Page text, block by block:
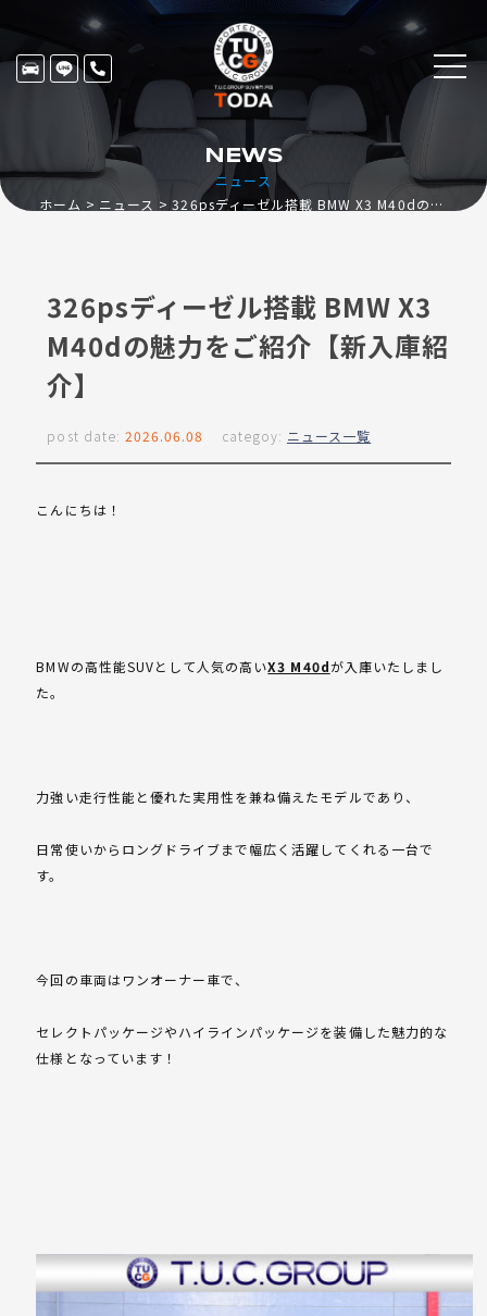
ニュース
NEWS
ホーム ニュース 326psディーゼル搭載 BMW X3 M40dの魅力をご紹介【新入庫紹介】
326psディーゼル搭載 BMW X3
M40dの魅力をご紹介【新入庫紹
介】
post date: 2026.06.08 categoy: ニュース一覧
こんにちは！
BMWの高性能SUVとして人気の高いX3 M40dが入庫いたしまし
た。
力強い走行性能と優れた実用性を兼ね備えたモデルであり、
日常使いからロングドライブまで幅広く活躍してくれる一台で
す。
今回の車両はワンオーナー車で、
セレクトパッケージやハイラインパッケージを装備した魅力的な
仕様となっています！